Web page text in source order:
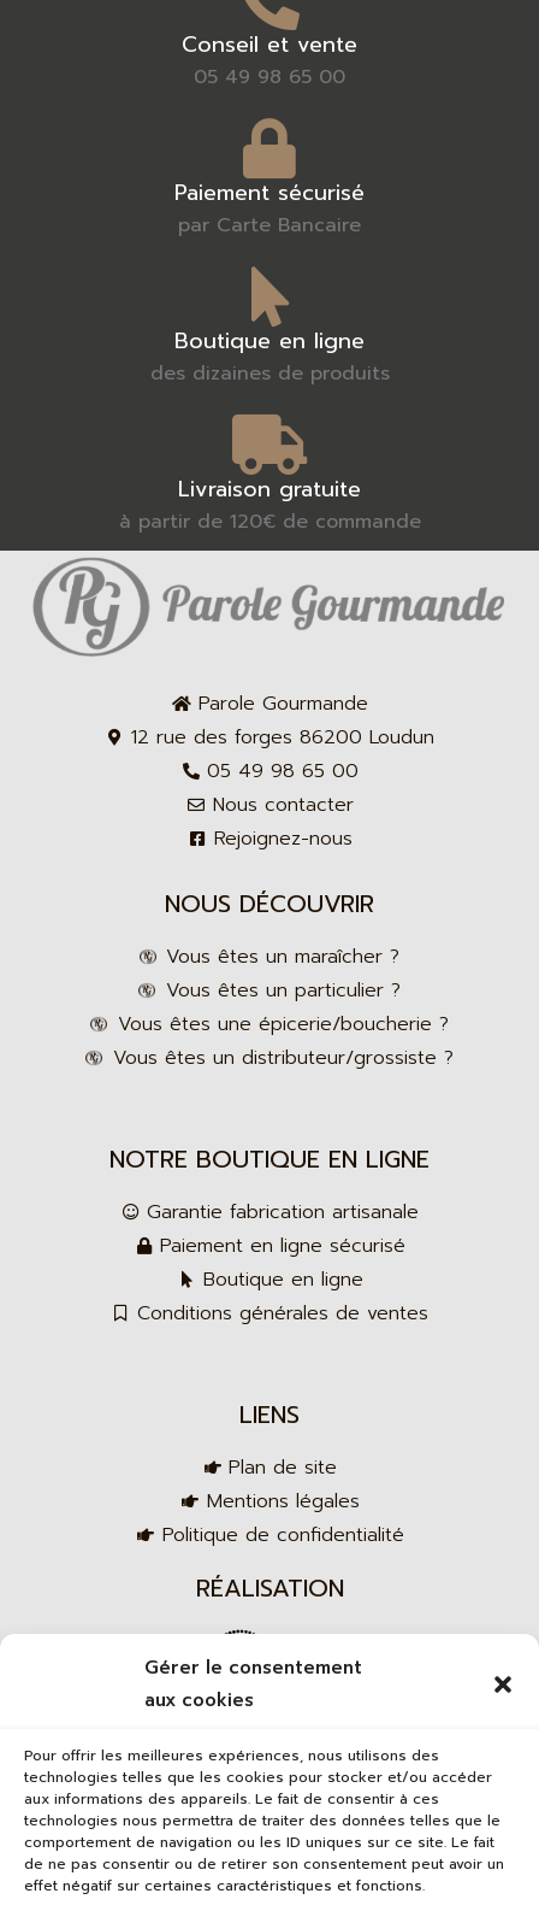
Gérer le consentement
aux cookies
Pour offrir les meilleures expériences, nous utilisons des
technologies telles que les cookies pour stocker et/ou accéder
aux informations des appareils. Le fait de consentir à ces
technologies nous permettra de traiter des données telles que le
comportement de navigation ou les ID uniques sur ce site. Le fait
de ne pas consentir ou de retirer son consentement peut avoir un
effet négatif sur certaines caractéristiques et fonctions.
Conseil et vente
05 49 98 65 00
Paiement sécurisé
par Carte Bancaire
Boutique en ligne
des dizaines de produits
Livraison gratuite
à partir de 120€ de commande
Parole Gourmande
12 rue des forges 86200 Loudun
05 49 98 65 00
Nous contacter
Rejoignez-nous
NOUS DÉCOUVRIR
Vous êtes un maraîcher ?
Vous êtes un particulier ?
Vous êtes une épicerie/boucherie ?
Vous êtes un distributeur/grossiste ?
NOTRE BOUTIQUE EN LIGNE
Garantie fabrication artisanale
Paiement en ligne sécurisé
Boutique en ligne
Conditions générales de ventes
LIENS
Plan de site
Mentions légales
Politique de confidentialité
RÉALISATION